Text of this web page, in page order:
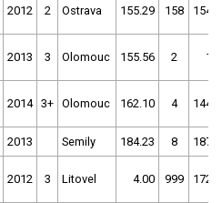
2012 2 Ostrava 155.29 158
2013 3 Olomouc 155.56 2
2014 3+ Olomouc 162.10 4
2013 Semily 184.23 8
2012 3 Litovel 4.00 999